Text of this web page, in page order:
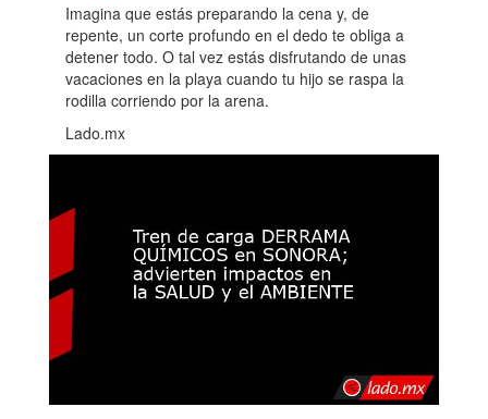
Imagina que estás preparando la cena y, de
repente, un corte profundo en el dedo te obliga a
detener todo. O tal vez estás disfrutando de unas
vacaciones en la playa cuando tu hijo se raspa la
rodilla corriendo por la arena.
Lado.mx